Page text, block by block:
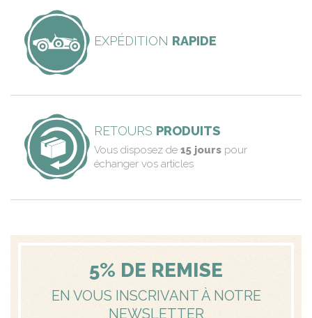
EXPÉDITION RAPIDE
RETOURS PRODUITS
Vous disposez de 15 jourspour
échanger vos articles
5% DE REMISE
EN VOUS INSCRIVANT À NOTRE
NEWSLETTER